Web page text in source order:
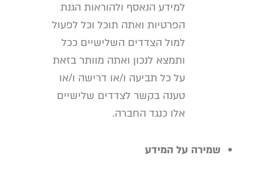
למידע הנאסף ולהוראות הגנת
הפרטיות ואתה תוכל וכל לפעול
למול הצדדים השלישיים ככל
ותמצא לנכון ואתה מוותר בזאת
על כל תביעה ו/או דרישה ו/או
טענה בקשר לצדדים שלישיים
אלו כנגד החברה.
שמירה על המידע